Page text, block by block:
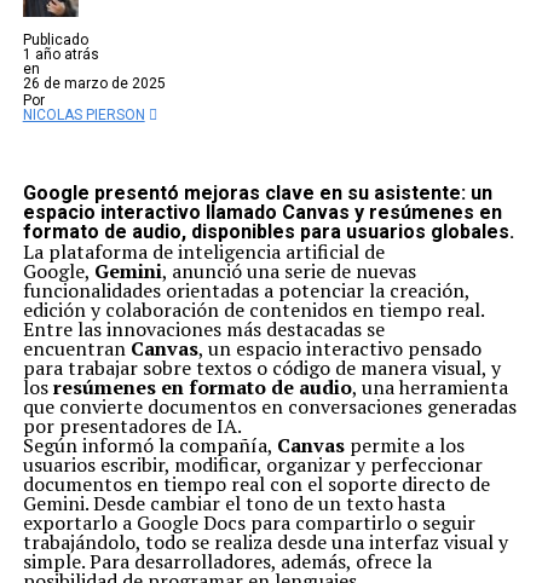
Publicado
1 año atrás
en
26 de marzo de 2025
Por
NICOLAS PIERSON
Google presentó mejoras clave en su asistente: un
espacio interactivo llamado Canvas y resúmenes en
formato de audio, disponibles para usuarios globales.
La plataforma de inteligencia artificial de
Google, Gemini, anunció una serie de nuevas
funcionalidades orientadas a potenciar la creación,
edición y colaboración de contenidos en tiempo real.
Entre las innovaciones más destacadas se
encuentran Canvas, un espacio interactivo pensado
para trabajar sobre textos o código de manera visual, y
losresúmenes en formato de audio, una herramienta
que convierte documentos en conversaciones generadas
por presentadores de IA.
Según informó la compañía, Canvaspermite a los
usuarios escribir, modificar, organizar y perfeccionar
documentos en tiempo real con el soporte directo de
Gemini. Desde cambiar el tono de un texto hasta
exportarlo a Google Docs para compartirlo o seguir
trabajándolo, todo se realiza desde una interfaz visual y
simple. Para desarrolladores, además, ofrece la